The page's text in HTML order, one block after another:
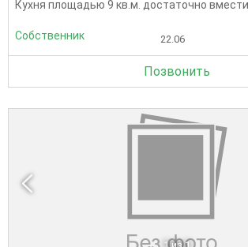
Кухня площадью 9 кв.м. достаточно
Собственник 22.06
Позвонить